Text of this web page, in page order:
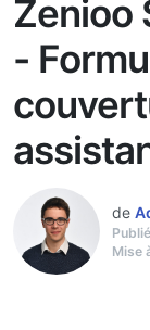
Zenioo
-
de
Mise